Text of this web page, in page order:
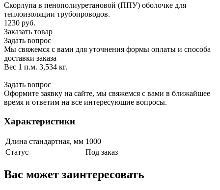
Скорлупа в пенополиуретановой (ППУ) оболочке для
теплоизоляции трубопроводов.
1230 руб.
Заказать товар
Задать вопрос
Мы свяжемся с вами для уточнения формы оплаты и способа
доставки заказа
Вес 1 п.м. 3,534 кг.
Задать вопрос
Оформите заявку на сайте, мы свяжемся с вами в ближайшее
время и ответим на все интересующие вопросы.
Характеристики
Длина стандартная, мм 1000
Статус
Под заказ
Вас может заинтересовать